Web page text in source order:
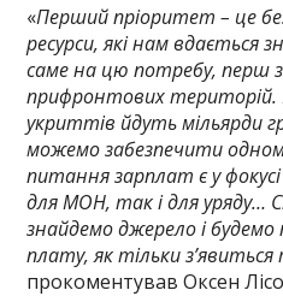
«Перший пріоритет – це
ресурси, які нам вдається
саме на цю потребу, перш
прифронтових територій.
укриттів йдуть мільярди
можемо забезпечити
питання зарплат є у фокусі
для МОН, так і для уряду…
знайдемо джерело і
плату, як тільки
прокоментував Оксен